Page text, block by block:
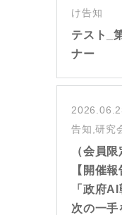
け告知
テスト_
ナー
告知,研究
（会員限
【開催
「政府
次の一手